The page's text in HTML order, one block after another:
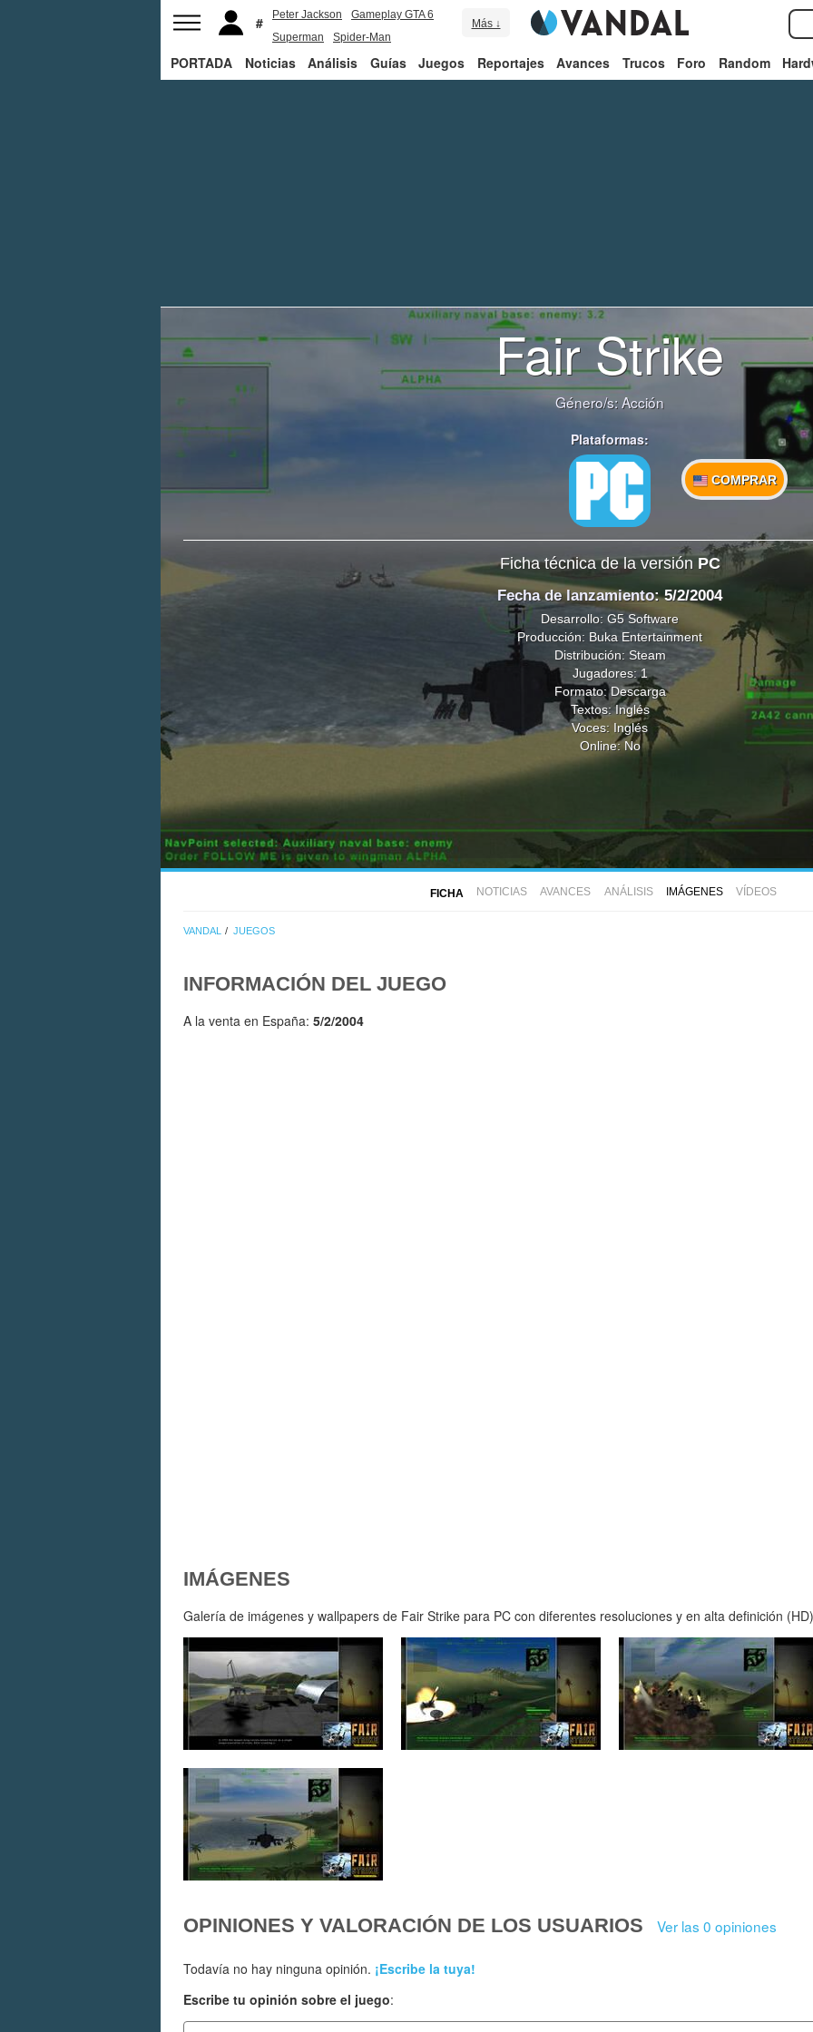
Peter Jackson
Gameplay GTA 6
Superman
Spider-Man
Más ↓
PORTADA Noticias Análisis Guías Juegos Reportajes Avances Trucos Foro Random
Fair Strike
Género/s:Acción
Plataformas:
COMPRAR
Ficha técnica de la versión PC
Fecha de lanzamiento: 5/2/2004
Desarrollo: G5 Software
Producción: Buka Entertainment
Distribución: Steam
Jugadores: 1
Formato: Descarga
Textos: Inglés
Voces: Inglés
Online: No
FICHA NOTICIAS AVANCES ANÁLISIS IMÁGENES VÍDEOS
VANDAL JUEGOS
INFORMACIÓN DEL JUEGO
A la venta en España: 5/2/2004
IMÁGENES
Galería de imágenes y wallpapers de Fair Strike para PC con diferentes resoluciones y en alta definición
OPINIONES Y VALORACIÓN DE LOS USUARIOS Ver las 0 opiniones
Todavía no hay ninguna opinión. ¡Escribe la tuya!
Escribe tu opinión sobre el juego: